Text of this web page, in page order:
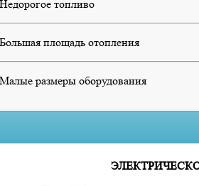
Недорогое топливо
Большая площадь отопления
Малые размеры оборудования